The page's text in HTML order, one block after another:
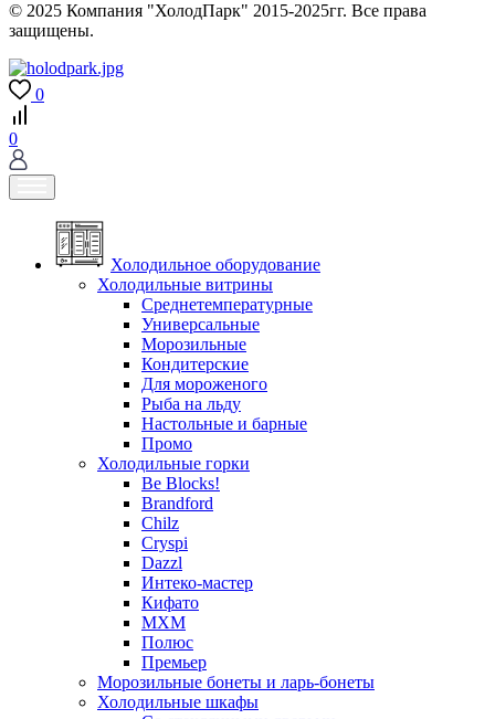
© 2025 Компания "ХолодПарк" 2015-2025гг. Все права
защищены.
0
0
Холодильное оборудование
Холодильные витрины
Среднетемпературные
Универсальные
Морозильные
Кондитерские
Для мороженого
Рыба на льду
Настольные и барные
Промо
Холодильные горки
Be Blocks!
Brandford
Chilz
Cryspi
Dazzl
Интеко-мастер
Кифато
МХМ
Полюс
Премьер
Морозильные бонеты и ларь-бонеты
Холодильные шкафы